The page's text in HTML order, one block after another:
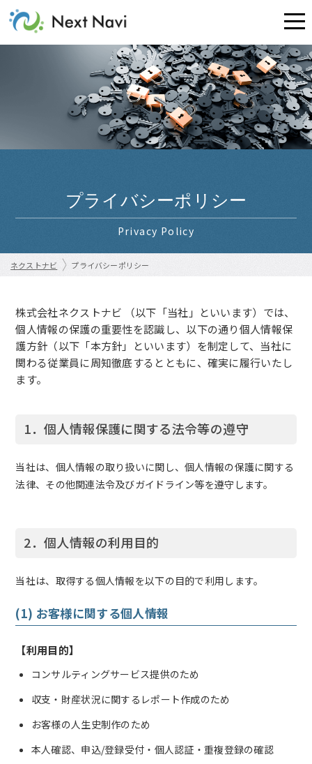
プライバシーポリシー
Privacy Policy
ネクストナビ プライバシーポリシー
株式会社ネクストナビ （以下「当社」といいます）では、
個人情報の保護の重要性を認識し、以下の通り個人情報保
護方針（以下「本方針」といいます）を制定して、当社に
関わる従業員に周知徹底するとともに、確実に履行いたし
ます。
1．個人情報保護に関する法令等の遵守
当社は、個人情報の取り扱いに関し、個人情報の保護に関する
法律、その他関連法令及びガイドライン等を遵守します。
2．個人情報の利用目的
当社は、取得する個人情報を以下の目的で利用します。
(1) お客様に関する個人情報
【利用目的】
コンサルティングサービス提供のため
収支・財産状況に関するレポート作成のため
お客様の人生史制作のため
本人確認、申込/登録受付・個人認証・重複登録の確認